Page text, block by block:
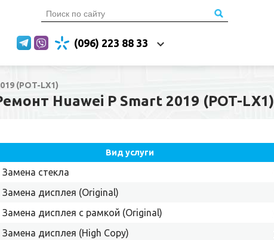
(096) 223 88 33
(POT-LX1)
Huawei P Smart 2019 (POT-LX1)
Вид услуги
Замена стекла
Замена дисплея (Original)
Замена дисплея с рамкой (Original)
Замена дисплея (High Copy)